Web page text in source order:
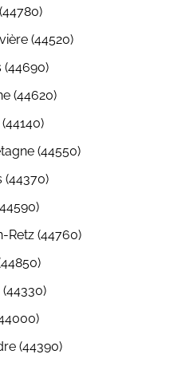
(44520)
(44690)
(44620)
(44550)
(44370)
Retz (44760)
(44390)